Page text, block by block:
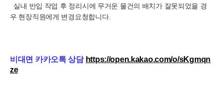
실내 반입 작업 후 정리시에 무거운 물건의 배치가 잘못되었을 경
우 현장직원에게 변경요청합니다.
비대면 카카오톡 상담 https://open.kakao.com/o/sKgmqn
ze